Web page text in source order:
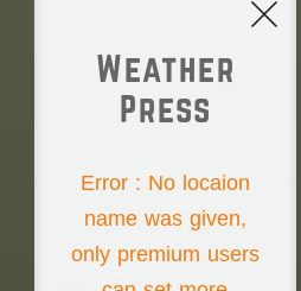
Weather
Press
Error : No locaion
name was given,
only premium users
Thursday the 6th